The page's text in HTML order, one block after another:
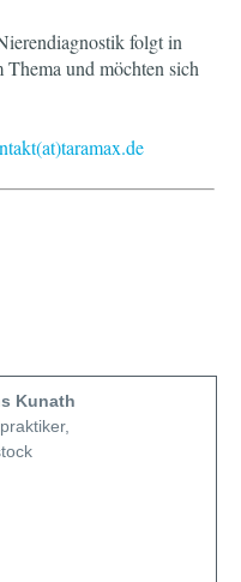
folgt in
und möchten sich
Kunath